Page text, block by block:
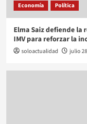
Economía Política
Elma Saiz defiende
IMV para reforzar la
soloactualidad julio